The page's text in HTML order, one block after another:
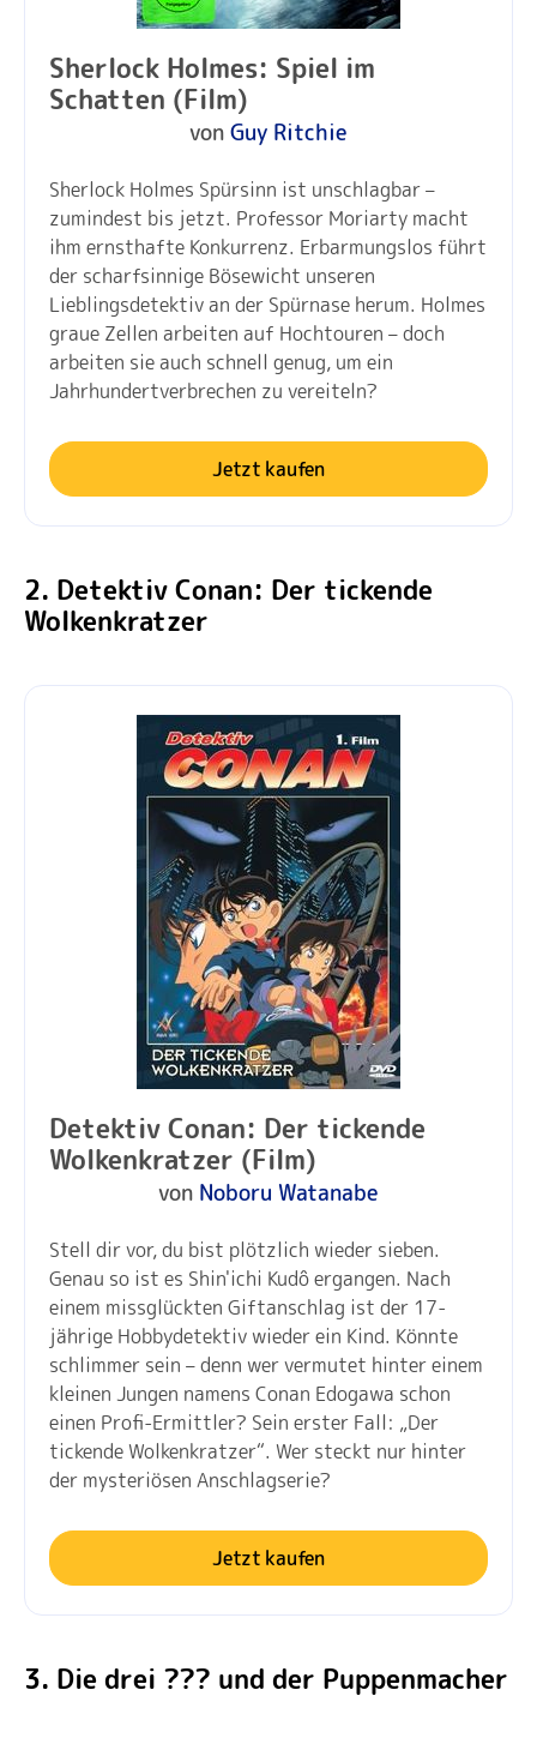
Sherlock Holmes: Spiel im
Schatten (Film)
von Guy Ritchie
Sherlock Holmes Spürsinn ist unschlagbar –
zumindest bis jetzt. Professor Moriarty macht
ihm ernsthafte Konkurrenz. Erbarmungslos führt
der scharfsinnige Bösewicht unseren
Lieblingsdetektiv an der Spürnase herum. Holmes
graue Zellen arbeiten auf Hochtouren – doch
arbeiten sie auch schnell genug, um ein
Jahrhundertverbrechen zu vereiteln?
Jetzt kaufen
2. Detektiv Conan: Der tickende
Wolkenkratzer
Detektiv Conan: Der tickende
Wolkenkratzer (Film)
von Noboru Watanabe
Stell dir vor, du bist plötzlich wieder sieben.
Genau so ist es Shin'ichi Kudô ergangen. Nach
einem missglückten Giftanschlag ist der 17-
jährige Hobbydetektiv wieder ein Kind. Könnte
schlimmer sein – denn wer vermutet hinter einem
kleinen Jungen namens Conan Edogawa schon
einen Profi-Ermittler? Sein erster Fall: „Der
tickende Wolkenkratzer“. Wer steckt nur hinter
der mysteriösen Anschlagserie?
Jetzt kaufen
3. Die drei ??? und der Puppenmacher